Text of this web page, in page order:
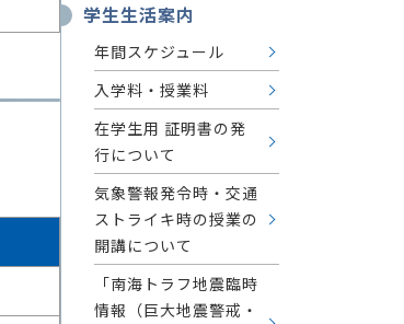
学生生活案内
年間スケジュール
入学料・授業料
在学生用 証明書の発
行について
気象警報発令時・交通
ストライキ時の授業の
開講について
「南海トラフ地震臨時
情報（巨大地震警戒・